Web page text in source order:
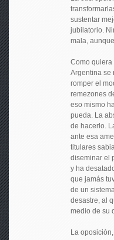
sustentar
jubilatorio.
mala,
Como quiera
Argentina se
romper el
remezones
eso mismo
pueda. La
de hacerlo.
ante esa
titulares
diseminar el
y ha
que jamás
de un
desastre, al
medio de su
La